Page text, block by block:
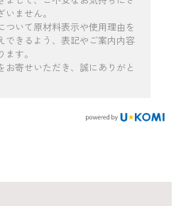
ません。
ついて原材料表示や使用理由を
できるよう、表記やご案内内容
す。
お寄せいただき、誠にありがと